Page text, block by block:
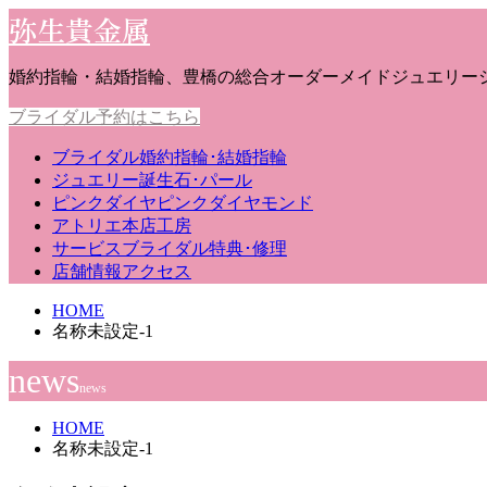
弥生貴金属
婚約指輪・結婚指輪、豊橋の総合オーダーメイドジュエリー
ブライダル予約はこちら
ブライダル婚約指輪･結婚指輪
ジュエリー誕生石･パール
ピンクダイヤ ピンクダイヤモンド
アトリエ本店工房
サービスブライダル特典･修理
店舗情報アクセス
HOME
名称未設定-1
newsnews
HOME
名称未設定-1